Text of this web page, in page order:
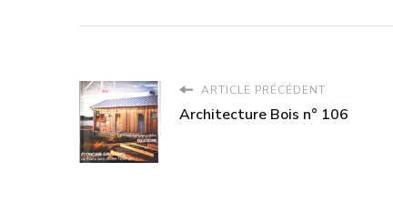
ARTICLE PRÉCÉDENT
Architecture Bois n° 106